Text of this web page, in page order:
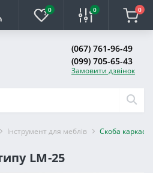
0 0 0
(067) 761-96-49
(099) 705-65-43
Замовити дзвінок
Інструмент для меблів Скоба
LM-25